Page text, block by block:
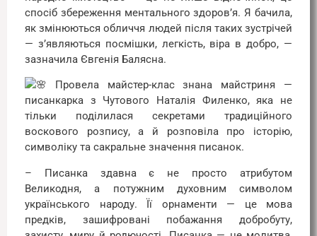
спосіб збереження ментального здоров’я. Я бачила,
як змінюються обличчя людей після таких зустрічей
— з’являються посмішки, легкість, віра в добро, —
зазначила Євгенія Балясна.
Провела майстер-клас знана майстриня —
писанкарка з Чутового Наталія Филенко, яка не
тільки поділилася секретами традиційного
воскового розпису, а й розповіла про історію,
символіку та сакральне значення писанок.
– Писанка здавна є не просто атрибутом
Великодня, а потужним духовним символом
українського народу. Її орнаменти — це мова
предків, зашифровані побажання добробуту,